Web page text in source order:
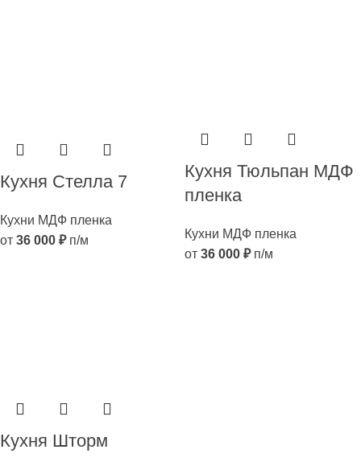
Кухня Стелла 7
Кухни МДФ пленка
от 36 000 ₽п/м
Кухня Тюльпан МДФ
пленка
Кухни МДФ пленка
от 36 000 ₽п/м
Кухня Шторм